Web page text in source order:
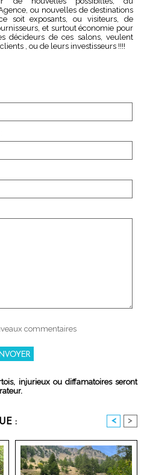
ou nouvelles de destinations
soit exposants, ou visiteurs, de
et surtout économie pour
décideurs de ces salons, veulent
, ou de leurs investisseurs !!!!
commentaires
injurieux ou diffamatoires seront
: < >